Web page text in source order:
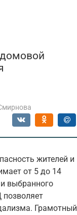
жителей и
от 5 до 14
выбранного
Грамотный